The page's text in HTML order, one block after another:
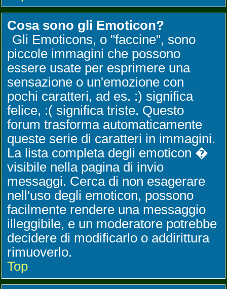
Cosa sono gli Emoticon?
Gli Emoticons, o "faccine", sono
piccole immagini che possono
essere usate per esprimere una
sensazione o un'emozione con
pochi caratteri, ad es. :) significa
felice, :( significa triste. Questo
forum trasforma automaticamente
queste serie di caratteri in immagini.
La lista completa degli emoticon �
visibile nella pagina di invio
messaggi. Cerca di non esagerare
nell'uso degli emoticon, possono
facilmente rendere una messaggio
illeggibile, e un moderatore potrebbe
decidere di modificarlo o addirittura
rimuoverlo.
Top